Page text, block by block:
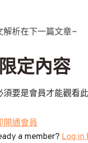
解析在下一篇文章~
限定內容
須要是會員才能觀看
開通會員
a member?Log in